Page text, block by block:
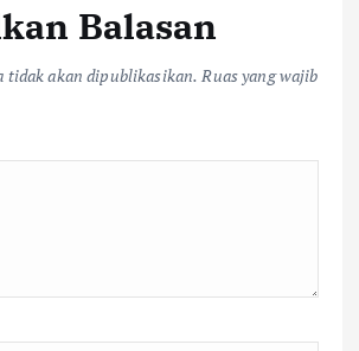
Balasan
tidak akan dipublikasikan. Ruas yang wajib